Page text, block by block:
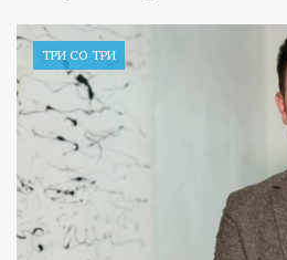
ТРИ СО ТРИ